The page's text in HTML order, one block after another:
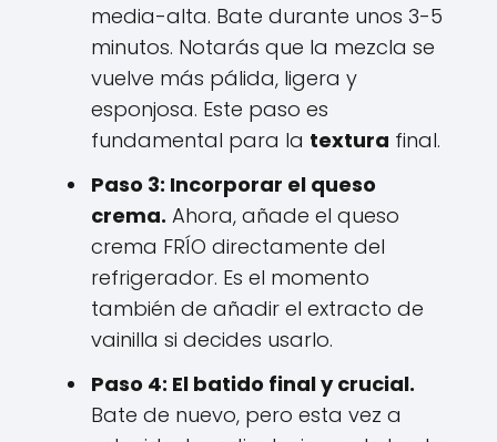
media-alta. Bate durante unos 3-5
minutos. Notarás que la mezcla se
vuelve más pálida, ligera y
esponjosa. Este paso es
fundamental para la textura final.
Paso 3: Incorporar el queso
crema. Ahora, añade el queso
crema FRÍO directamente del
refrigerador. Es el momento
también de añadir el extracto de
vainilla si decides usarlo.
Paso 4: El batido final y crucial.
Bate de nuevo, pero esta vez a